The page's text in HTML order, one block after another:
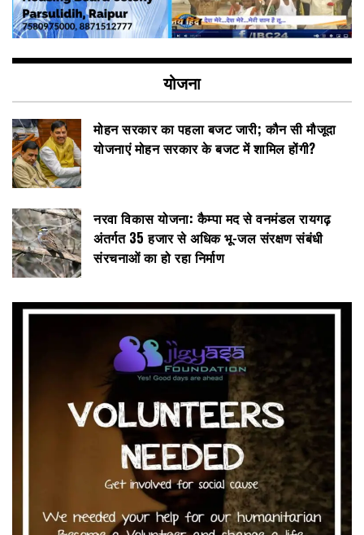
योजना
मोहन सरकार का पहला बजट जारी; कौन सी मौजूदा
योजनाएं मोहन सरकार के बजट में शामिल होंगी?
नरवा विकास योजना: कैम्पा मद से वनमंडल रायगढ़
अंतर्गत 35 हजार से अधिक भू-जल संरक्षण संबंधी
संरचनाओं का हो रहा निर्माण